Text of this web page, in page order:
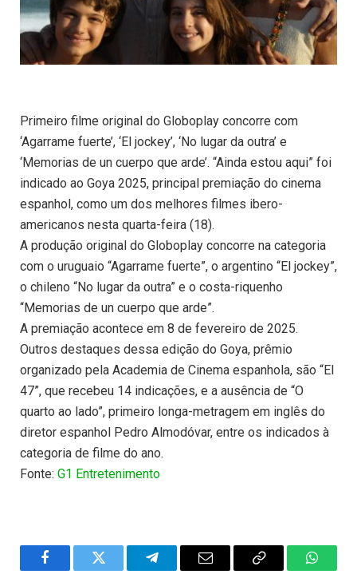
Primeiro filme original do Globoplay concorre com
‘Agarrame fuerte’, ‘El jockey’, ‘No lugar da outra’ e
‘Memorias de un cuerpo que arde’. “Ainda estou aqui” foi
indicado ao Goya 2025, principal premiação do cinema
espanhol, como um dos melhores filmes ibero-
americanos nesta quarta-feira (18).
A produção original do Globoplay concorre na categoria
com o uruguaio “Agarrame fuerte”, o argentino “El jockey”,
o chileno “No lugar da outra” e o costa-riquenho
“Memorias de un cuerpo que arde”.
A premiação acontece em 8 de fevereiro de 2025.
Outros destaques dessa edição do Goya, prêmio
organizado pela Academia de Cinema espanhola, são “El
47”, que recebeu 14 indicações, e a ausência de “O
quarto ao lado”, primeiro longa-metragem em inglês do
diretor espanhol Pedro Almodóvar, entre os indicados à
categoria de filme do ano.
Fonte: G1 Entretenimento
FacebookTwitter TelegramEmail
Copy